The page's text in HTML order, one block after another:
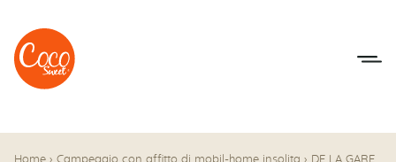
Vai al menu
Accedi al contenuto